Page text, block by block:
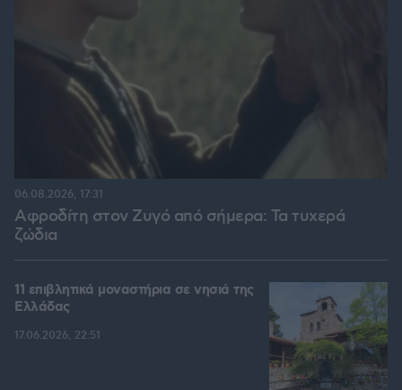
Αφροδίτη στον Ζυγό από σήμερα: Τα τυχερά
ζώδια
06.08.2026, 17:31
11 επιβλητικά μοναστήρια σε νησιά της
Ελλάδας
17.06.2026, 22:51